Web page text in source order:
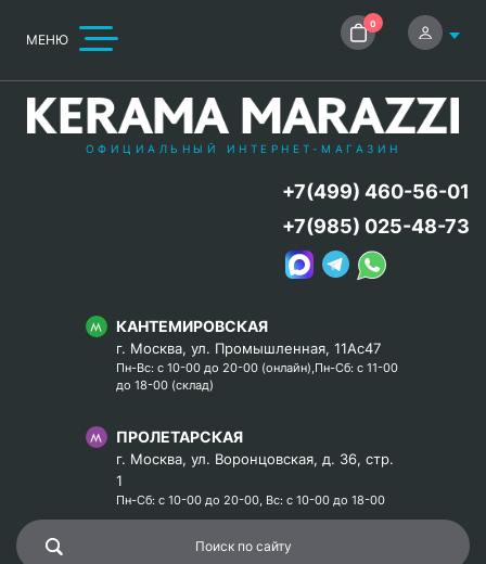
МЕНЮ
0
ОФИЦИАЛЬНЫЙ ИНТЕРНЕТ-МАГАЗИН
КАНТЕМИРОВСКАЯ
г. Москва, ул. Промышленная, 11Ас47
Пн-Вс: с 10-00 до 20-00 (онлайн),Пн-Сб: с 11-00
до 18-00 (склад)
ПРОЛЕТАРСКАЯ
г. Москва, ул. Воронцовская, д. 36, стр.
1
Пн-Сб: с 10-00 до 20-00, Вс: с 10-00 до 18-00
+7(499) 460-56-01
+7(985) 025-48-73